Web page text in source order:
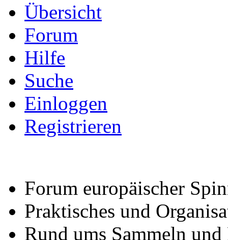
Übersicht
Forum
Hilfe
Suche
Einloggen
Registrieren
Forum europäischer
Praktisches und
Rund ums Sammeln